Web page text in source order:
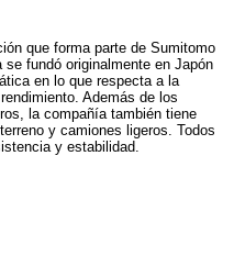
que forma parte de Sumitomo
se fundó originalmente en Japón
en lo que respecta a la
Además de los
la compañía también tiene
y camiones ligeros. Todos
y estabilidad.